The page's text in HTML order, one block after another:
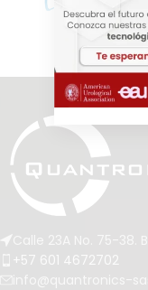
Calle 23A No. 75-38.
+57 601 4672702
info@quantronics-